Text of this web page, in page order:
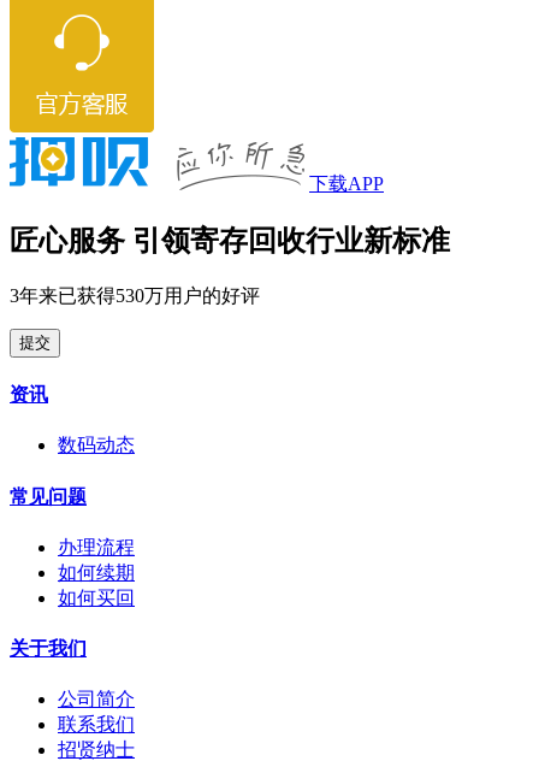
下载APP
匠心服务 引领寄存回收行业新标准
3年来已获得530万用户的好评
提交
资讯
数码动态
常见问题
办理流程
如何续期
如何买回
关于我们
公司简介
联系我们
招贤纳士